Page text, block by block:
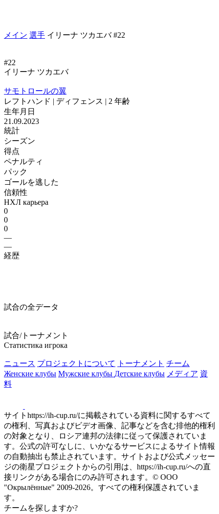
メイン 選手 イリーナ ツカエバ #22
#22
イリーナ ツカエバ
サモトロールの翼
レフトハンド | ディフェンス | 2 年齢
生年月日
21.09.2023
統計
シーズン
得点
ペナルティ
パック
ゴールを逃した
信頼性
НХЛ карьера
0
0
0
—
—
経歴
試合の全データ
試合/トーナメント
Статистика игрока
ニュース プロジェクトについて トーナメント チーム
Женские клубы Мужские клубы Детские клубы メディア 資
料
サイトhttps://ih-cup.ru/に掲載されている資料に関するすべて
の権利、写真およびビデオ画像、記事などを含む排他的権利
の対象となり、ロシア連邦の法律に従って保護されていま
す。公式の許可なしに、いかなるサービスによるサイト情報
の自動抽出も禁止されています。サイトおよび公式メッセー
ジの衛星プロジェクトからの引用は、https://ih-cup.ru/への直
接リンクがある場合にのみ許可されます。© ООО
"Окрылённые" 2009-2026。すべての権利保護されていま
す。
チームを探しますか?